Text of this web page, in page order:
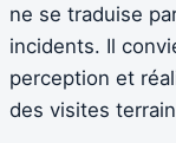
ne se traduise
incidents. Il
perception et
des visites